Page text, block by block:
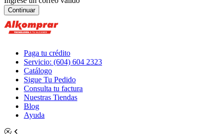
Continuar
Paga tu crédito
Servicio: (604) 604 2323
Catálogo
Sigue Tu Pedido
Consulta tu factura
Nuestras Tiendas
Blog
Ayuda